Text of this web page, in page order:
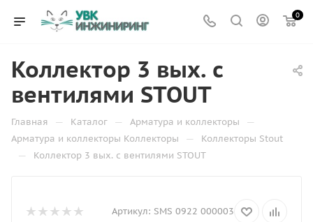
0
Коллектор 3 вых. с
вентилями STOUT
Главная — Каталог — Арматура и коллекторы —
Арматура и коллекторы Коллекторы — Коллекторы Stout
— Коллектор 3 вых. с вентилями STOUT
Артикул: SMS 0922 000003